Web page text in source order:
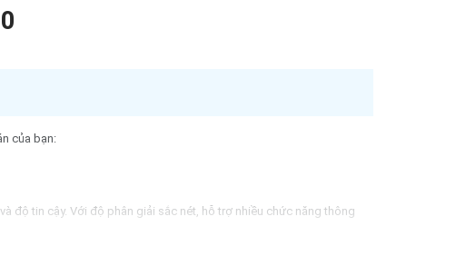
của bạn:
độ tin cậy. Với độ phân giải sắc nét, hỗ trợ nhiều chức năng thông
dẫn, phù hợp với ngân sách của dự án.